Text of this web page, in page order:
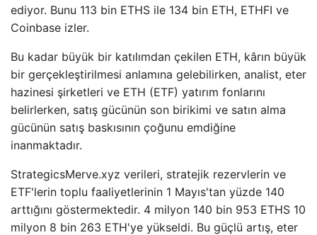
ediyor. Bunu 113 bin ETHS ile 134 bin ETH, ETHFI ve
Coinbase izler.
Bu kadar büyük bir katılımdan çekilen ETH, kârın büyük
bir gerçekleştirilmesi anlamına gelebilirken, analist, eter
hazinesi şirketleri ve ETH (ETF) yatırım fonlarını
belirlerken, satış gücünün son birikimi ve satın alma
gücünün satış baskısının çoğunu emdiğine
inanmaktadır.
StrategicsMerve.xyz verileri, stratejik rezervlerin ve
ETF'lerin toplu faaliyetlerinin 1 Mayıs'tan yüzde 140
arttığını göstermektedir. 4 milyon 140 bin 953 ETHS 10
milyon 8 bin 263 ETH'ye yükseldi. Bu güçlü artış, eter